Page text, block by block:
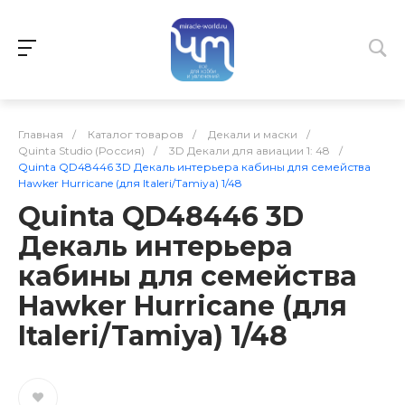
Главная / Каталог товаров / Декали и маски
/
Quinta Studio (Россия)
/ 3D Декали для авиации 1: 48
/
Quinta QD48446 3D Декаль интерьера кабины для семейства
Hawker Hurricane (для Italeri/Tamiya) 1/48
Quinta QD48446 3D
Декаль интерьера
кабины для семейства
Hawker Hurricane (для
Italeri/Tamiya) 1/48